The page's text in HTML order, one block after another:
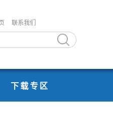
联系我们
下载专区